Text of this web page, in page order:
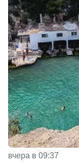
вчера в 09:37